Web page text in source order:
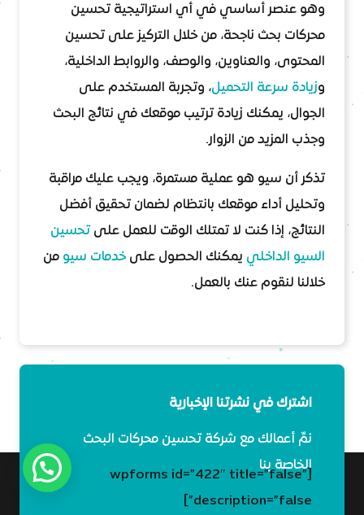
وهو عنصر أساسي في أي استراتيجية تحسين
محركات بحث ناجحة، من خلال التركيز على تحسين
المحتوى، والعناوين، والوصف، والروابط الداخلية،
وزيادة سرعة التحميل، وتجربة المستخدم على
الجوال، يمكنك زيادة ترتيب موقعك في نتائج البحث
وجذب المزيد من الزوار.
تذكر أن سيو هو عملية مستمرة، ويجب عليك مراقبة
وتحليل أداء موقعك بانتظام لضمان تحقيق أفضل
النتائج، إذا كنت لا تمتلك الوقت للعمل على تحسين
السيو الداخلي يمكنك الحصول على خدمات سيو من
خلالنا لنقوم عنك بالعمل.
اشترك في نشرتنا الإخبارية
نمِّ أعمالك مع شركة تحسين محركات البحث
الخاصة بنا
[wpforms id=”422″ title=”false”
description=”false”]